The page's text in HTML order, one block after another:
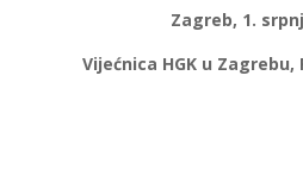
Zagreb, 1.
Vijećnica HGK u